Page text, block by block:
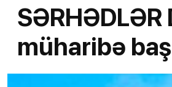
SƏRHƏDLƏR
müharibə